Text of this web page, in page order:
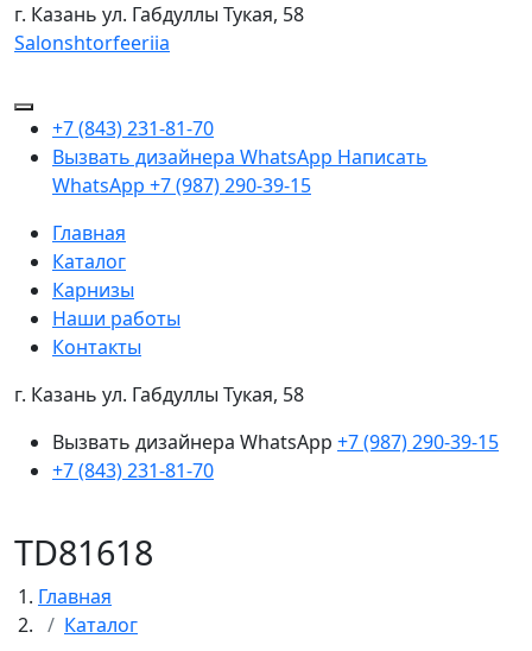
г. Казань ул. Габдуллы Тукая, 58
Salonshtorfeeriia
+7 (843) 231-81-70
Вызвать дизайнера WhatsApp Написать
WhatsApp +7 (987) 290-39-15
Главная
Каталог
Карнизы
Наши работы
Контакты
г. Казань ул. Габдуллы Тукая, 58
Вызвать дизайнера WhatsApp +7 (987) 290-39-15
+7 (843) 231-81-70
TD81618
Главная
Каталог